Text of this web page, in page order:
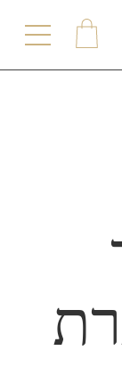
תפריט